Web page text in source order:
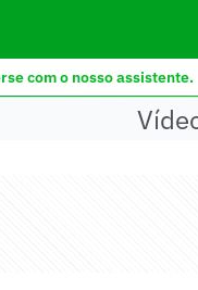
com o nosso assistente.